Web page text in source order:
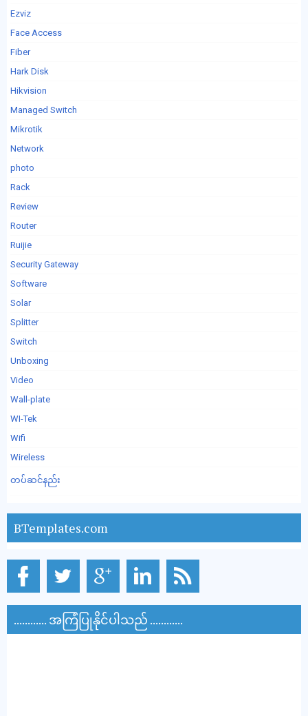
Ezviz
Face Access
Fiber
Hark Disk
Hikvision
Managed Switch
Mikrotik
Network
photo
Rack
Review
Router
Ruijie
Security Gateway
Software
Solar
Splitter
Switch
Unboxing
Video
Wall-plate
WI-Tek
Wifi
Wireless
တပ်ဆင်နည်း
BTemplates.com
............ အကြံပြုနိုင်ပါသည် ............